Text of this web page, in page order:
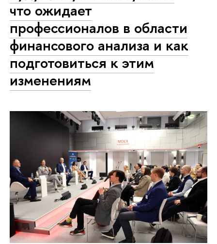
что ожидает
профессионалов в области
финансового анализа и как
подготовиться к этим
изменениям